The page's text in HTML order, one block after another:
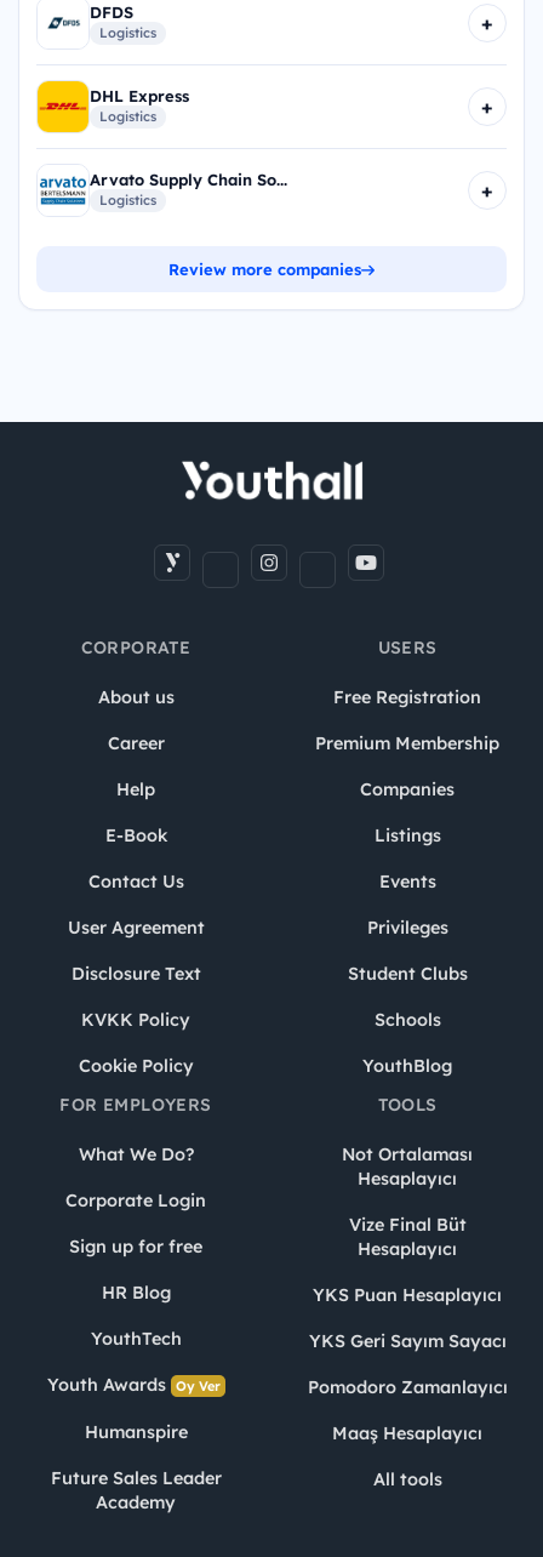
DFDS
Logistics +
DHL Express
Logistics +
Arvato Supply Chain So...
Logistics +
Review more companies
CORPORATE
About us
Career
Help
E-Book
Contact Us
User Agreement
Disclosure Text
KVKK Policy
Cookie Policy
USERS
Free Registration
Premium Membership
Companies
Listings
Events
Privileges
Student Clubs
Schools
YouthBlog
FOR EMPLOYERS
What We Do?
Corporate Login
Sign up for free
HR Blog
YouthTech
Youth Awards Oy Ver
Humanspire
Future Sales Leader
Academy
TOOLS
Not Ortalaması
Hesaplayıcı
Vize Final Büt
Hesaplayıcı
YKS Puan Hesaplayıcı
YKS Geri Sayım Sayacı
Pomodoro Zamanlayıcı
Maaş Hesaplayıcı
All tools